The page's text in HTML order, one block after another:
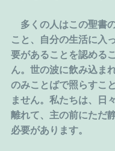
多くの人はこの聖書
こと、自分の生活に入
要があることを認める
ん。世の波に飲み込ま
のみことばで照らすこ
ません。私たちは、日
離れて、主の前にただ
必要があります。